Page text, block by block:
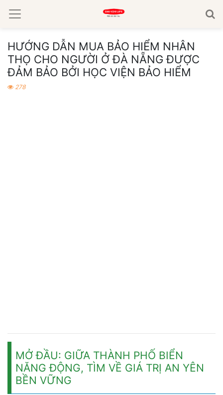
HƯỚNG DẪN MUA BẢO HIỂM NHÂN
THỌ CHO NGƯỜI Ở ĐÀ NẴNG ĐƯỢC
ĐẢM BẢO BỞI HỌC VIỆN BẢO HIỂM
278
MỞ ĐẦU: GIỮA THÀNH PHỐ BIỂN
NĂNG ĐỘNG, TÌM VỀ GIÁ TRỊ AN YÊN
BỀN VỮNG